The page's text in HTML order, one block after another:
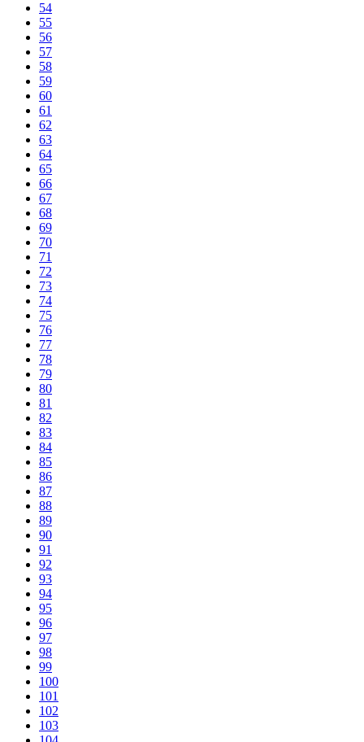
54
55
56
57
58
59
60
61
62
63
64
65
66
67
68
69
70
71
72
73
74
75
76
77
78
79
80
81
82
83
84
85
86
87
88
89
90
91
92
93
94
95
96
97
98
99
100
101
102
103